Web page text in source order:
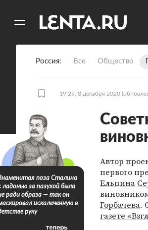
Россия Все Общество
19:29, 8 декабря 2020
Автор
первого
Ельцина
Горбачева.
газете
поза Сталина
ладонью за пазухой была
ради образа — так он
искалеченную в
руку